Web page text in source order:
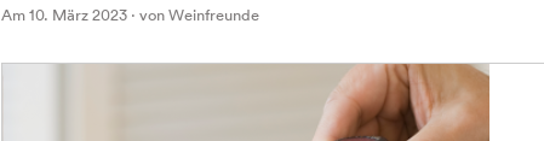
Am 10. März 2023 · von Weinfreunde